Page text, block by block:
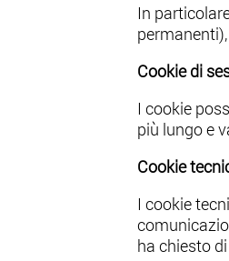
In
Cookie di
I cookie
più lungo e
Cookie
I cookie
ha chiesto